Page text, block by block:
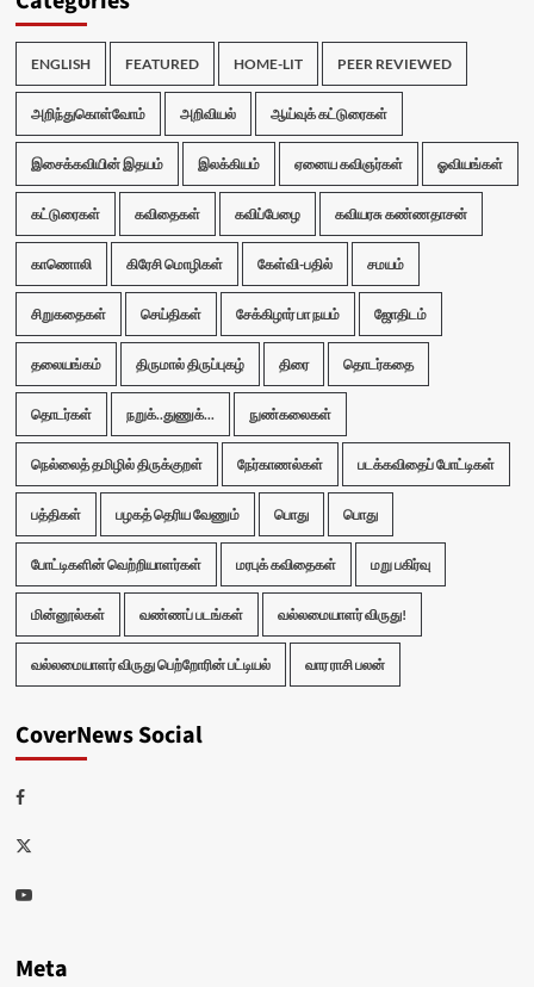
ENGLISH FEATURED HOME-LIT PEER REVIEWED
அறிந்துகொள்வோம் அறிவியல் ஆய்வுக் கட்டுரைகள்
இசைக்கவியின் இதயம் இலக்கியம் ஏனைய கவிஞர்கள் ஓவியங்கள்
கட்டுரைகள் கவிதைகள் கவிப்பேழை கவியரசு கண்ணதாசன்
காணொலி கிரேசி மொழிகள் கேள்வி-பதில் சமயம்
சிறுகதைகள் செய்திகள் சேக்கிழார் பா நயம் ஜோதிடம்
தலையங்கம் திருமால் திருப்புகழ் திரை தொடர்கதை
தொடர்கள் நறுக்..துணுக்... நுண்கலைகள்
நெல்லைத் தமிழில் திருக்குறள் நேர்காணல்கள் படக்கவிதைப் போட்டிகள்
பத்திகள் பழகத் தெரிய வேணும் பொது பொது
போட்டிகளின் வெற்றியாளர்கள் மரபுக் கவிதைகள் மறு பகிர்வு
மின்னூல்கள் வண்ணப் படங்கள் வல்லமையாளர் விருது!
வல்லமையாளர் விருது பெற்றோரின் பட்டியல் வார ராசி பலன்
CoverNews Social
Facebook
Twitter
Youtube
Meta